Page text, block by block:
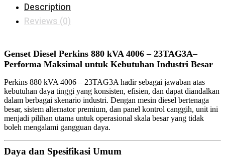
Description
Reviews (0)
Genset Diesel Perkins 880 kVA 4006 – 23TAG3A–
Performa Maksimal untuk Kebutuhan Industri Besar
Perkins 880 kVA 4006 – 23TAG3A hadir sebagai jawaban atas
kebutuhan daya tinggi yang konsisten, efisien, dan dapat diandalkan
dalam berbagai skenario industri. Dengan mesin diesel bertenaga
besar, sistem alternator premium, dan panel kontrol canggih, unit ini
menjadi pilihan utama untuk operasional skala besar yang tidak
boleh mengalami gangguan daya.
Daya dan Spesifikasi Umum